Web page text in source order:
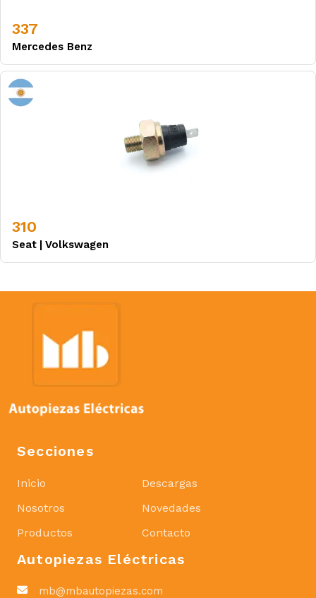
337
Mercedes Benz
310
Seat | Volkswagen
Secciones
Inicio
Nosotros
Productos
Descargas
Novedades
Contacto
Autopiezas Eléctricas
mb@mbautopiezas.com